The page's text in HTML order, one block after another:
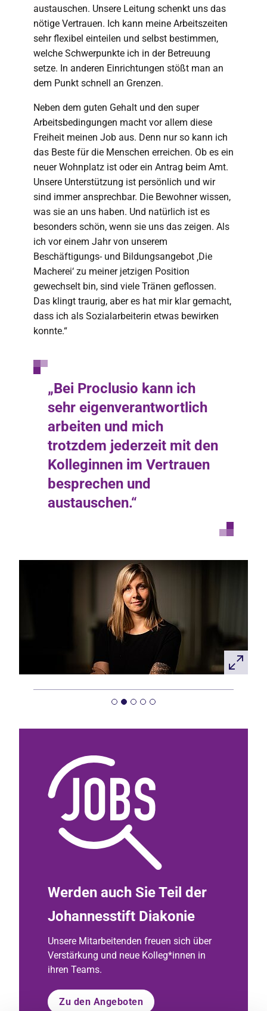
austauschen. Unsere Leitung schenkt uns das
nötige Vertrauen. Ich kann meine Arbeitszeiten
sehr flexibel einteilen und selbst bestimmen,
welche Schwerpunkte ich in der Betreuung
setze. In anderen Einrichtungen stößt man an
dem Punkt schnell an Grenzen.
Neben dem guten Gehalt und den super
Arbeitsbedingungen macht vor allem diese
Freiheit meinen Job aus. Denn nur so kann ich
das Beste für die Menschen erreichen. Ob es ein
neuer Wohnplatz ist oder ein Antrag beim Amt.
Unsere Unterstützung ist persönlich und wir
sind immer ansprechbar. Die Bewohner wissen,
was sie an uns haben. Und natürlich ist es
besonders schön, wenn sie uns das zeigen. Als
ich vor einem Jahr von unserem
Beschäftigungs- und Bildungsangebot ‚Die
Macherei‘ zu meiner jetzigen Position
gewechselt bin, sind viele Tränen geflossen.
Das klingt traurig, aber es hat mir klar gemacht,
dass ich als Sozialarbeiterin etwas bewirken
konnte.“
„Bei Proclusio kann ich
sehr eigenverantwortlich
arbeiten und mich
trotzdem jederzeit mit den
Kolleginnen im Vertrauen
besprechen und
austauschen.“
Werden auch Sie Teil der
Johannesstift Diakonie
Unsere Mitarbeitenden freuen sich über
Verstärkung und neue Kolleg*innen in
ihren Teams.
Zu den Angeboten